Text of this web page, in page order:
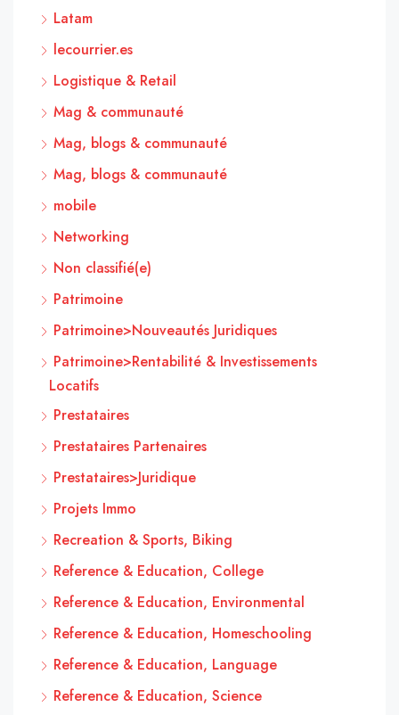
Latam
lecourrier.es
Logistique & Retail
Mag & communauté
Mag, blogs & communauté
Mag, blogs & communauté
mobile
Networking
Non classifié(e)
Patrimoine
Patrimoine>Nouveautés Juridiques
Patrimoine>Rentabilité & Investissements
Locatifs
Prestataires
Prestataires Partenaires
Prestataires>Juridique
Projets Immo
Recreation & Sports, Biking
Reference & Education, College
Reference & Education, Environmental
Reference & Education, Homeschooling
Reference & Education, Language
Reference & Education, Science